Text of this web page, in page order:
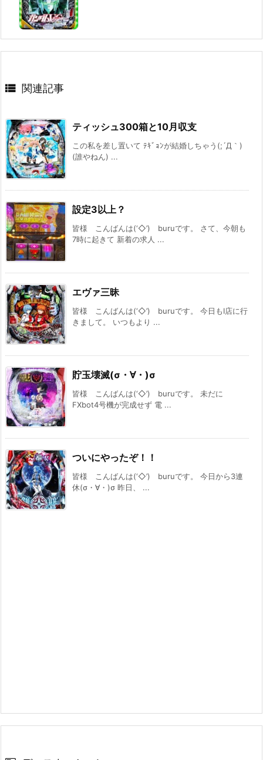
 関連記事
ティッシュ300箱と10月収支
この私を差し置いて ﾃｷﾞｮﾝが結婚しちゃう(;´Д｀)
(誰やねん) ...
設定3以上？
皆様 こんばんは(‘◇’)ゞburuです。 さて、今朝も
7時に起きて 新着の求人 ...
エヴァ三昧
皆様 こんばんは(‘◇’)ゞburuです。 今日もI店に行
きまして。 いつもより ...
貯玉壊滅(σ・∀・)σ
皆様 こんばんは(‘◇’)ゞburuです。 未だに
FXbot4号機が完成せず 電 ...
ついにやったぞ！！
皆様 こんばんは(‘◇’)ゞburuです。 今日から3連
休(σ・∀・)σ 昨日、 ...